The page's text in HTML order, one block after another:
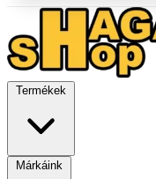
Termékek
Márkáink